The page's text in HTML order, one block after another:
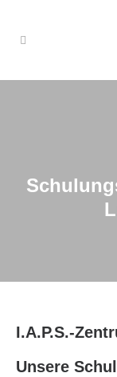
I.A.P.S.-
Unsere